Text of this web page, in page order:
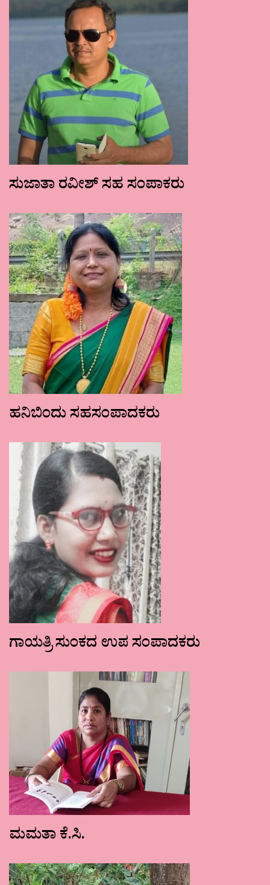
ಸುಜಾತಾ ರವೀಶ್ ಸಹ ಸಂಪಾಕರು
ಹನಿಬಿಂದು ಸಹಸಂಪಾದಕರು
ಗಾಯತ್ರಿ ಸುಂಕದ ಉಪ ಸಂಪಾದಕರು
ಮಮತಾ ಕೆ.ಸಿ.